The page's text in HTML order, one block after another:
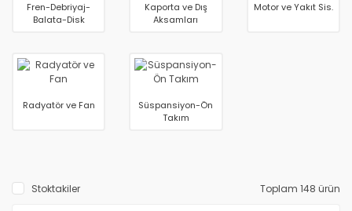
Fren-Debriyaj-
Balata-Disk
Kaporta ve Dış
Aksamları
Motor ve Yakıt Sis.
Radyatör ve Fan
Süspansiyon-Ön
Takım
Stoktakiler Toplam 148 ürün